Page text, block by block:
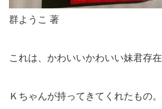
群ようこ 著
これは、かわいいかわいい妹君存在
Ｋちゃんが持ってきてくれたもの。